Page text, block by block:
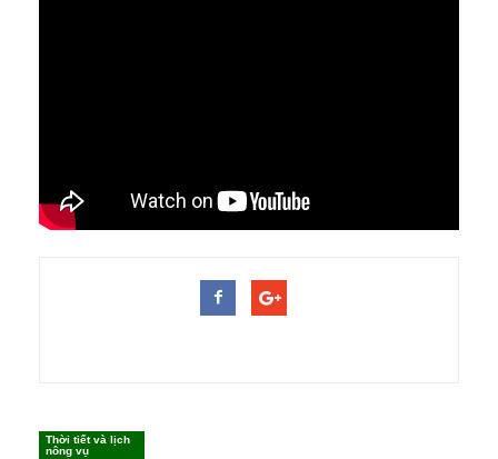
Có thể bạn muốn xem
Thời tiết và lịch
nông vụ